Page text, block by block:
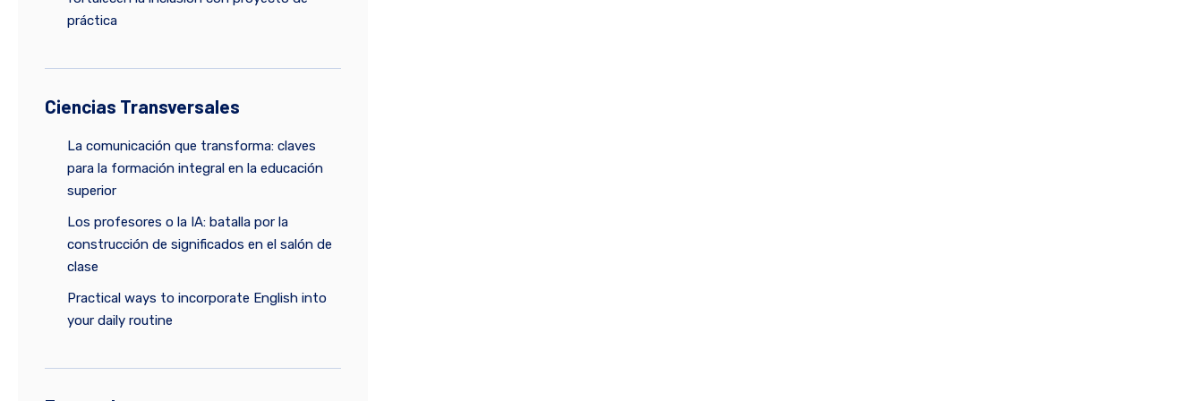
práctica
Ciencias Transversales
La comunicación que transforma: claves
para la formación integral en la educación
superior
Los profesores o la IA: batalla por la
construcción de significados en el salón de
clase
Practical ways to incorporate English into
your daily routine